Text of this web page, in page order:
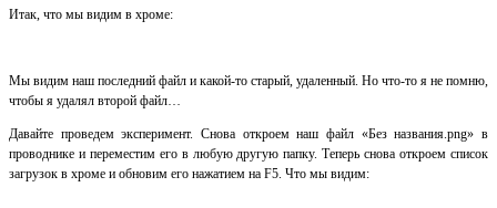
Итак, что мы видим в хроме:
Мы видим наш последний файл и какой-то старый, удаленный. Но что-то я не помню,
чтобы я удалял второй файл…
Давайте проведем эксперимент. Снова откроем наш файл «Без названия.png» в
проводнике и переместим его в любую другую папку. Теперь снова откроем список
загрузок в хроме и обновим его нажатием на F5. Что мы видим: